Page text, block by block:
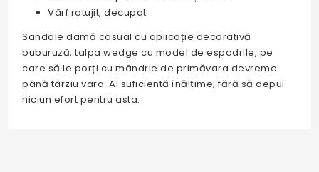
Vârf rotujit, decupat
Sandale damă casual cu aplicație decorativă
buburuză, talpa wedge cu model de espadrile, pe
care să le porți cu mândrie de primăvara devreme
până târziu vara. Ai suficientă înălțime, fără să depui
niciun efort pentru asta.